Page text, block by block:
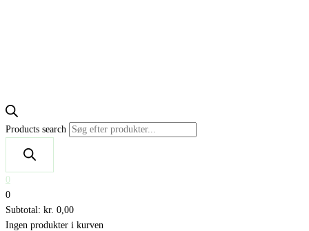
Products search
0
0
Subtotal: kr. 0,00
Ingen produkter i kurven